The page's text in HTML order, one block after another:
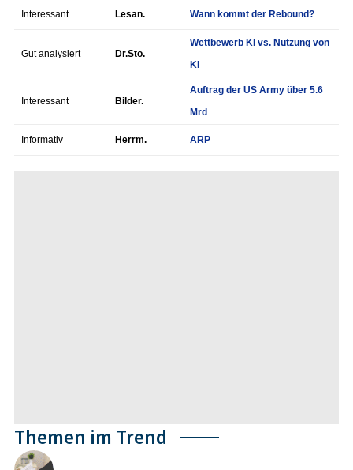
Interessant Lesan. Wann kommt der Rebound?
Gut analysiert Dr.Sto.
Wettbewerb KI vs. Nutzung von
KI
Interessant Bilder.
Auftrag der US Army über 5.6
Mrd
Informativ Herrm. ARP
Themen im Trend